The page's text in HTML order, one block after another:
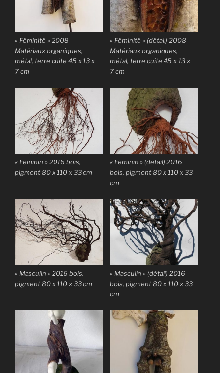
« Féminité » 2008
Matériaux organiques,
métal, terre cuite 45 x 13 x
7 cm
« Féminité » (détail) 2008
Matériaux organiques,
métal, terre cuite 45 x 13 x
7 cm
« Féminin » 2016 bois,
pigment 80 x 110 x 33 cm
« Féminin » (détail) 2016
bois, pigment 80 x 110 x 33
cm
« Masculin » 2016 bois,
pigment 80 x 110 x 33 cm
« Masculin » (détail) 2016
bois, pigment 80 x 110 x 33
cm